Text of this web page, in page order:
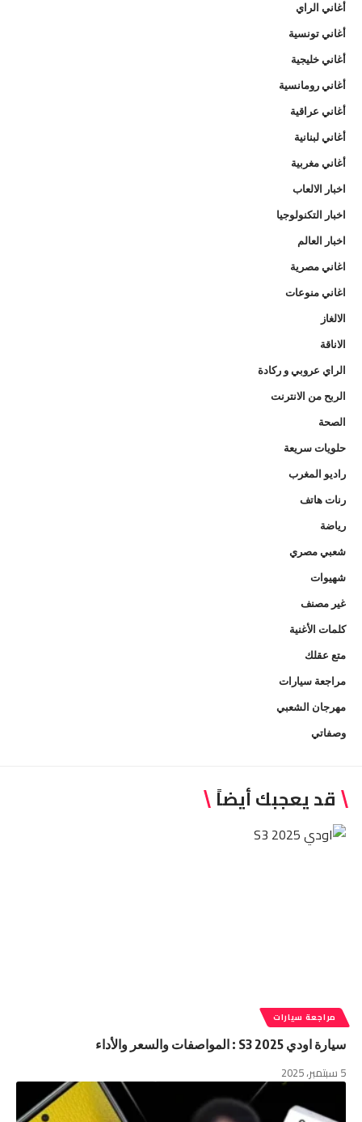
أغاني الراي
أغاني تونسية
أغاني خليجية
أغاني رومانسية
أغاني عراقية
أغاني لبنانية
أغاني مغربية
اخبار الالعاب
اخبار التكنولوجيا
اخبار العالم
اغاني مصرية
اغاني منوعات
الالغاز
الاناقة
الراي عروبي و ركادة
الربح من الانترنت
الصحة
حلويات سريعة
راديو المغرب
رنات هاتف
رياضة
شعبي مصري
شهيوات
غير مصنف
كلمات الأغنية
متع عقلك
مراجعة سيارات
مهرجان الشعبي
وصفاتي
قد يعجبك أيضاً
مراجعة سيارات
سيارة اودي S3 2025 : المواصفات والسعر والأداء
5 سبتمبر، 2025